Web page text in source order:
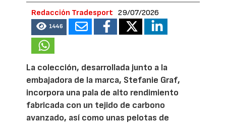
Redacción Tradesport 29/07/2026
1446
La colección, desarrollada junto a la
embajadora de la marca, Stefanie Graf,
incorpora una pala de alto rendimiento
fabricada con un tejido de carbono
avanzado, así como unas pelotas de